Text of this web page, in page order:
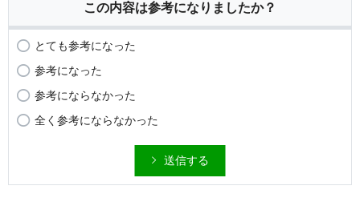
この内容は参考になりましたか？
とても参考になった
参考になった
参考にならなかった
全く参考にならなかった
送信する